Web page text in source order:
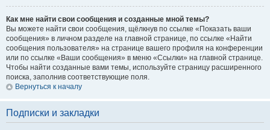
Как мне найти свои сообщения и созданные мной темы?
Вы можете найти свои сообщения, щёлкнув по ссылке «Показать ваши
сообщения» в личном разделе на главной странице, по ссылке «Найти
сообщения пользователя» на странице вашего профиля на конференции
или по ссылке «Ваши сообщения» в меню «Ссылки» на главной странице.
Чтобы найти созданные вами темы, используйте страницу расширенного
поиска, заполнив соответствующие поля.
Вернуться к началу
Подписки и закладки